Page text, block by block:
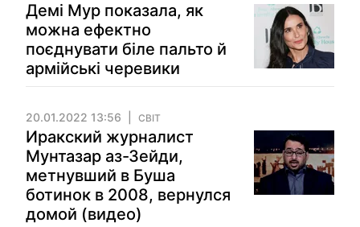
Демі Мур показала, як
можна ефектно
поєднувати біле пальто й
армійські черевики
20.01.2022 13:56 СВІТ
Иракский журналист
Мунтазар аз-Зейди,
метнувший в Буша
ботинок в 2008, вернулся
домой (видео)